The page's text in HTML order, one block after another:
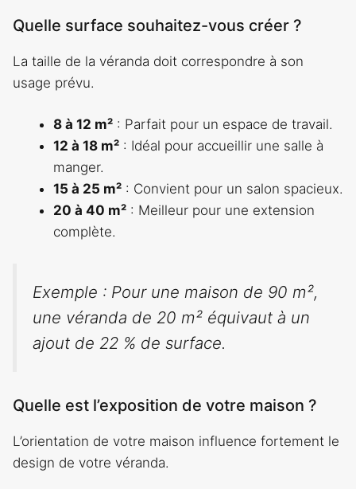
Quelle surface souhaitez-vous créer ?
La taille de la véranda doit correspondre à son
usage prévu.
8 à 12 m² : Parfait pour un espace de travail.
12 à 18 m² : Idéal pour accueillir une salle à
manger.
15 à 25 m² : Convient pour un salon spacieux.
20 à 40 m² : Meilleur pour une extension
complète.
Exemple : Pour une maison de 90 m²,
une véranda de 20 m² équivaut à un
ajout de 22 % de surface.
Quelle est l’exposition de votre maison ?
L’orientation de votre maison influence fortement le
design de votre véranda.